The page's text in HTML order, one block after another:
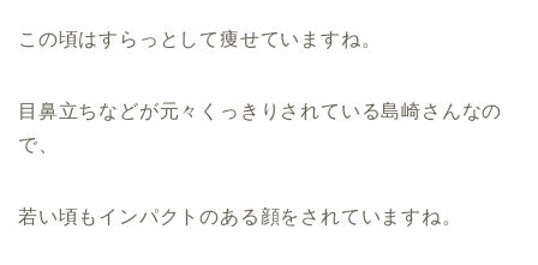
この頃はすらっとして痩せていますね。
目鼻立ちなどが元々くっきりされている島崎さんなの
で、
若い頃もインパクトのある顔をされていますね。